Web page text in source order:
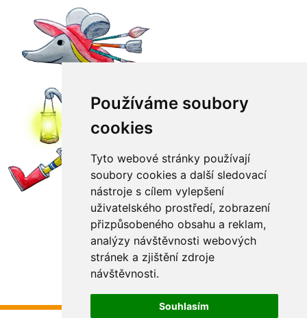
Používáme soubory
cookies
Tyto webové stránky používají
soubory cookies a další sledovací
nástroje s cílem vylepšení
uživatelského prostředí, zobrazení
přizpůsobeného obsahu a reklam,
analýzy návštěvnosti webových
stránek a zjištění zdroje
návštěvnosti.
Souhlasím